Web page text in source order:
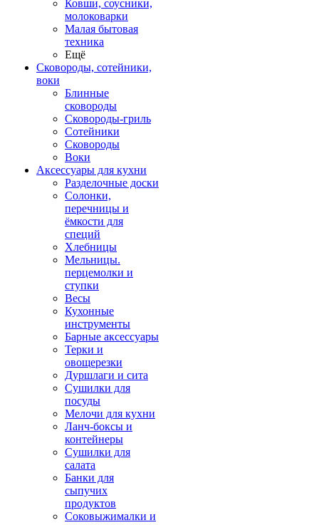
Ковши, соусники,
молоковарки
Малая бытовая
техника
Ещё
Сковороды, сотейники,
воки
Блинные
сковороды
Сковороды-гриль
Сотейники
Сковороды
Воки
Аксессуары для кухни
Разделочные доски
Солонки,
перечницы и
ёмкости для
специй
Хлебницы
Мельницы.
перцемолки и
ступки
Весы
Кухонные
инструменты
Барные аксессуары
Терки и
овощерезки
Дуршлаги и сита
Сушилки для
посуды
Мелочи для кухни
Ланч-боксы и
контейнеры
Сушилки для
салата
Банки для
сыпучих
продуктов
Соковыжималки и